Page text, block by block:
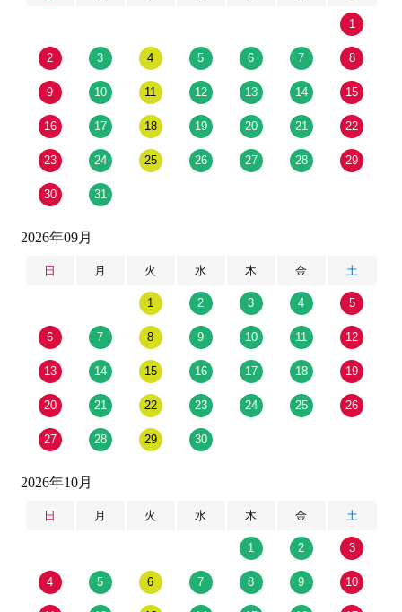
1
2 3 4 5 6 7 8
9 10 11 12 13 14 15
16 17 18 19 20 21 22
23 24 25 26 27 28 29
30 31
2026年09月
日 月 火 水 木 金 土
1 2 3 4 5
6 7 8 9 10 11 12
13 14 15 16 17 18 19
20 21 22 23 24 25 26
27 28 29 30
2026年10月
日 月 火 水 木 金 土
1 2 3
4 5 6 7 8 9 10